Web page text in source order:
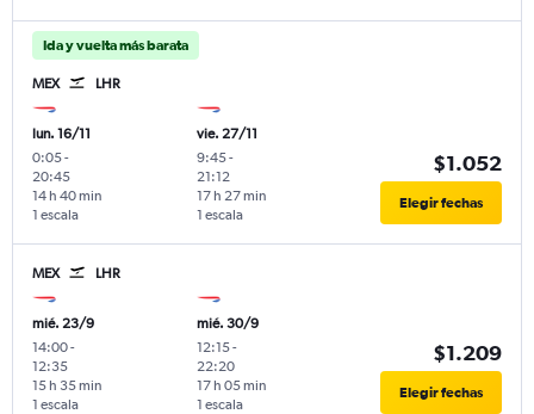
Ida y vuelta más barata
MEX LHR
lun. 16/11
0:05-
20:45
1 escala
14 h 40 min
vie. 27/11
9:45-
21:12
1 escala
17 h 27 min
$1.052
Elegir fechas
MEX LHR
mié. 23/9
14:00-
12:35
1 escala
15 h 35 min
mié. 30/9
12:15-
22:20
1 escala
17 h 05 min
$1.209
Elegir fechas